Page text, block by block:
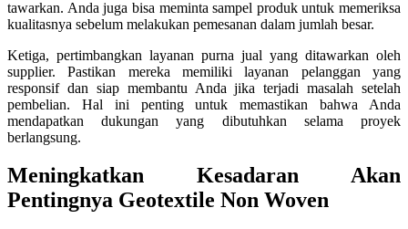
tawarkan. Anda juga bisa meminta sampel produk untuk memeriksa
kualitasnya sebelum melakukan pemesanan dalam jumlah besar.
Ketiga, pertimbangkan layanan purna jual yang ditawarkan oleh
supplier. Pastikan mereka memiliki layanan pelanggan yang
responsif dan siap membantu Anda jika terjadi masalah setelah
pembelian. Hal ini penting untuk memastikan bahwa Anda
mendapatkan dukungan yang dibutuhkan selama proyek
berlangsung.
Meningkatkan Kesadaran Akan
Pentingnya Geotextile Non Woven